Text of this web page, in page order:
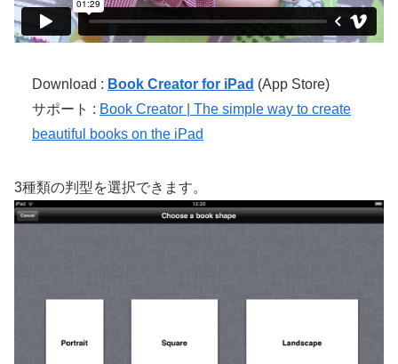
Download : Book Creator for iPad (App Store)
サポート : Book Creator | The simple way to create
beautiful books on the iPad
3種類の判型を選択できます。